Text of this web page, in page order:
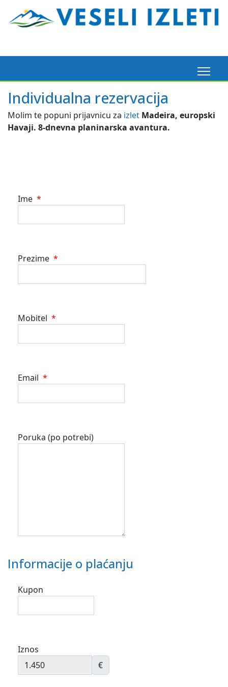
Individualna rezervacija
Molim te popuni prijavnicu za izlet Madeira, europski
Havaji. 8-dnevna planinarska avantura.
Ime *
Prezime *
Mobitel *
Email *
Poruka (po potrebi)
Informacije o plaćanju
Kupon
Iznos
€